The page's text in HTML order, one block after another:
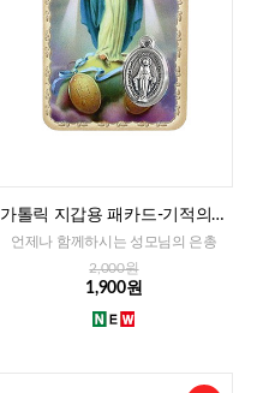
가톨릭 지갑용 패카드-기적의성
모님(이태리)
언제나 함께하시는 성모님의 은총
2,000원
1,900원